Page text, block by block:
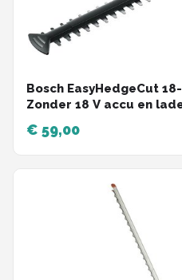
Bosch EasyHedgeCut
Zonder 18 V accu en
€ 59,00